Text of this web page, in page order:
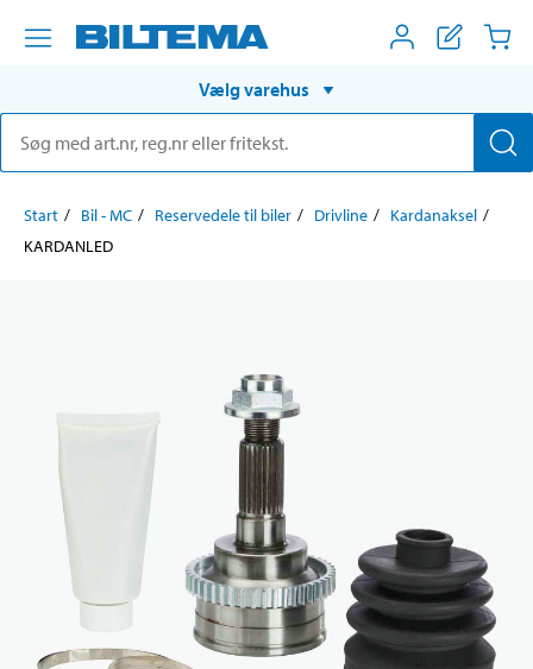
Vælg varehus
Start Bil - MC Reservedele til biler Drivline
Kardanaksel
KARDANLED